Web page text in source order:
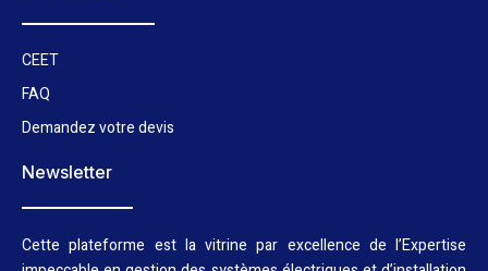
CEET
FAQ
Demandez votre devis
Newsletter
Cette plateforme est la vitrine par excellence de l’Expertise